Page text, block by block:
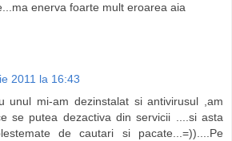
enerva foarte mult eroarea aia
2011 la 16:43
unul mi-am dezinstalat si antivirusul ,am
se putea dezactiva din servicii ....si asta
de cautari si pacate...=))....Pe